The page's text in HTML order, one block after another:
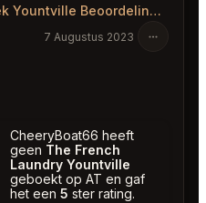
De Franse Koekjesfabriek Yountville Beoordelingen
7 Augustus 2023
CheeryBoat66 heeft
geen The French
Laundry Yountville
geboekt op AT en gaf
het een 5 ster rating.